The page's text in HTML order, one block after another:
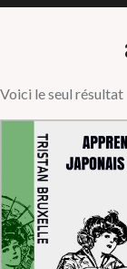
Voici le seul résultat